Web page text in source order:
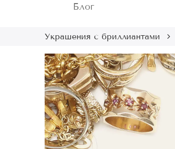
Блог
Украшения с бриллиантами